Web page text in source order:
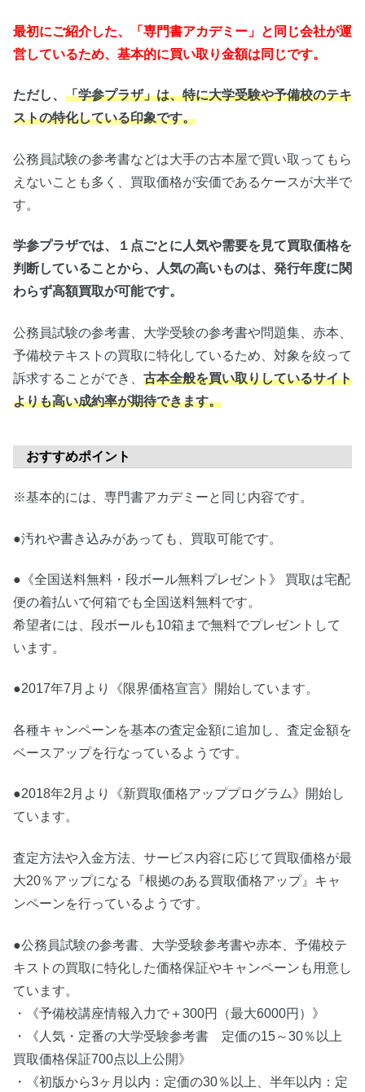
最初にご紹介した、「専門書アカデミー」と同じ会社が運
営しているため、基本的に買い取り金額は同じです。
ただし、 「学参プラザ」は、特に大学受験や予備校のテキ
ストの特化している印象です。
公務員試験の参考書などは大手の古本屋で買い取ってもら
えないことも多く、買取価格が安価であるケースが大半で
す。
学参プラザでは、１点ごとに人気や需要を見て買取価格を
判断していることから、人気の高いものは、発行年度に関
わらず高額買取が可能です。
公務員試験の参考書、大学受験の参考書や問題集、赤本、
予備校テキストの買取に特化しているため、対象を絞って
訴求することができ、 古本全般を買い取りしているサイト
よりも高い成約率が期待できます。
おすすめポイント
※基本的には、専門書アカデミーと同じ内容です。
●汚れや書き込みがあっても、買取可能です。
●《全国送料無料・段ボール無料プレゼント》 買取は宅配
便の着払いで何箱でも全国送料無料です。
希望者には、段ボールも10箱まで無料でプレゼントして
います。
●2017年7月より《限界価格宣言》開始しています。
各種キャンペーンを基本の査定金額に追加し、査定金額を
ベースアップを行なっているようです。
●2018年2月より《新買取価格アッププログラム》開始し
ています。
査定方法や入金方法、サービス内容に応じて買取価格が最
大20％アップになる『根拠のある買取価格アップ』キャ
ンペーンを行っているようです。
●公務員試験の参考書 、大学受験参考書や赤本、予備校テ
キストの買取に特化した価格保証やキャンペーンも用意し
ています。
・《予備校講座情報入力で＋300円（最大6000円）》
・《人気・定番の大学受験参考書 定価の15～30％以上
買取価格保証700点以上公開》
・《初版から3ヶ月以内：定価の30％以上、半年以内：定